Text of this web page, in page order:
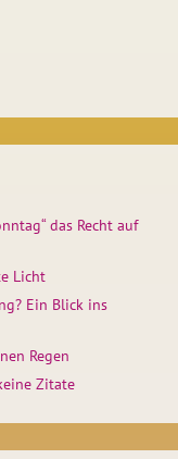
das Recht auf
Licht
Ein Blick ins
Regen
Zitate